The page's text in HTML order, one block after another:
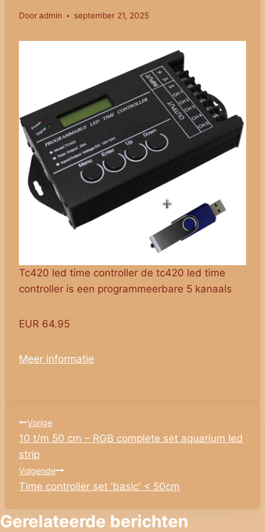
Dooradmin september 21, 2025
Tc420 led time controller de tc420 led time
controller is een programmeerbare 5 kanaals
EUR 64.95
Meer informatie
Bericht
navigatie
Vorige
10 t/m 50 cm – RGB complete set aquarium led
strip
Volgende
Time controller set 'basic' < 50cm
Gerelateerde berichten